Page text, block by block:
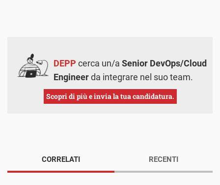
DEPP cerca un/a Senior DevOps/Cloud
Engineerda integrare nel suo team.
Scopri di più e invia la tua candidatura.
CORRELATI RECENTI